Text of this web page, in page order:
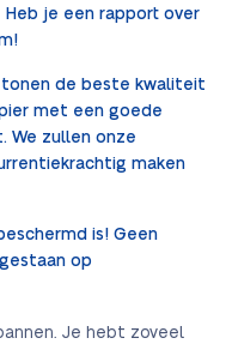
je een rapport over
de beste kwaliteit
met een goede
We zullen onze
maken
is! Geen
op
Je hebt zoveel